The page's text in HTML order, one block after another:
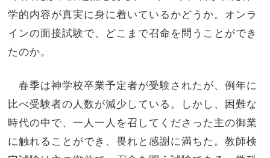
学的内容が真実に身に着いているかどうか。オンラ
インの面接試験で、どこまで召命を問うことができ
たのか。
春季は神学校卒業予定者が受験されたが、例年に
比べ受験者の人数が減少している。しかし、困難な
時代の中で、一人一人を召してくださった主の御業
に触れることができ、畏れと感謝に満ちた。教師検